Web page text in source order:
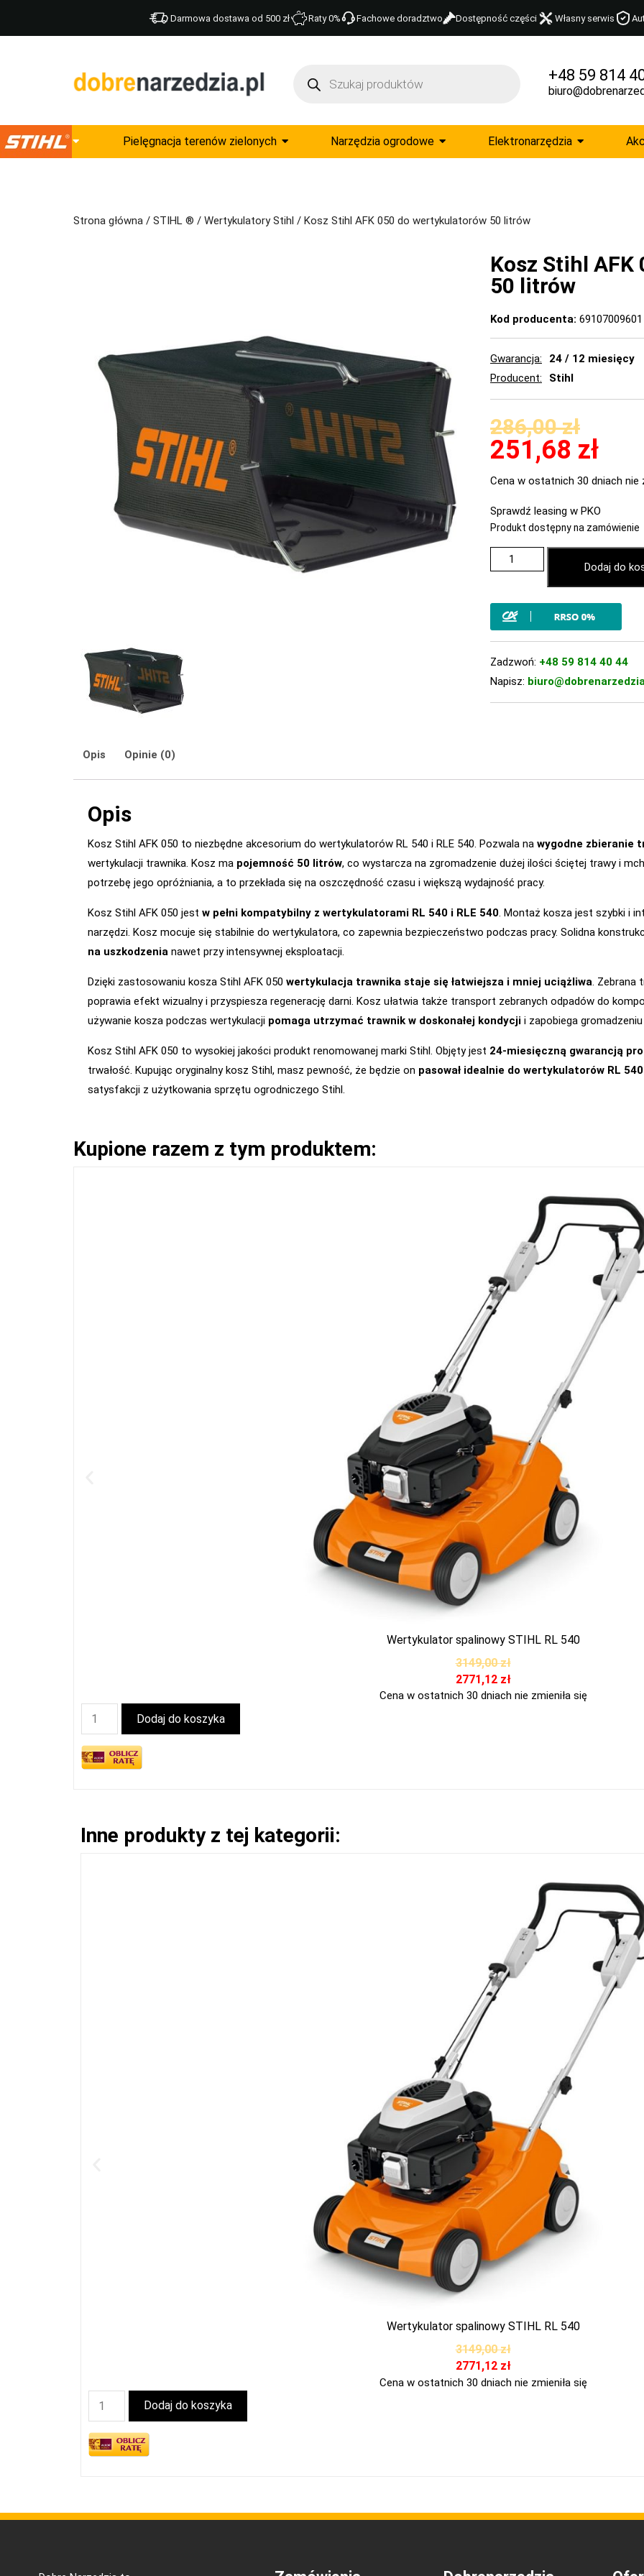
Darmowa dostawa od 500 zł Raty 0% Fachowe doradztwo Dostępność części Własny serwis
+48 59 814
Pielęgnacja terenów zielonych Narzędzia ogrodowe Elektronarzędzia
Strona główna / STIHL ® / Wertykulatory Stihl / Kosz Stihl AFK 050 do wertykulatorów 50 litrów
Kosz Stihl
50 litrów
Kod producenta: 69107009601
Gwarancja
24 / 12 miesięcy
Producent
Stihl
286,00zł
251,68 zł
Cena w ostatnich 30 dniach nie
Sprawdź leasing w PKO
Produkt dostępny na zamówienie
Dodaj do
Zadzwoń: +48 59 814 40 44
Napisz:
Opis Opinie (0)
Opis
Kosz Stihl AFK 050 to niezbędne akcesorium do wertykulatorów RL 540 i RLE 540. Pozwala na wygodne zbieranie
wertykulacji trawnika. Kosz ma pojemność 50 litrów, co wystarcza na zgromadzenie dużej ilości ściętej trawy i
potrzebę jego opróżniania, a to przekłada się na oszczędność czasu i większą wydajność pracy.
Kosz Stihl AFK 050 jest w pełni kompatybilny z wertykulatorami RL 540 i RLE 540 . Montaż kosza jest szybki i
narzędzi. Kosz mocuje się stabilnie do wertykulatora, co zapewnia bezpieczeństwo podczas pracy. Solidna
na uszkodzenia nawet przy intensywnej eksploatacji.
Dzięki zastosowaniu kosza Stihl AFK 050 wertykulacja trawnika staje się łatwiejsza i mniej uciążliwa .
poprawia efekt wizualny i przyspiesza regenerację darni. Kosz ułatwia także transport zebranych odpadów do
używanie kosza podczas wertykulacji pomaga utrzymać trawnik w doskonałej kondycji i zapobiega
Kosz Stihl AFK 050 to wysokiej jakości produkt renomowanej marki Stihl. Objęty jest 24-miesięczną gwarancją
trwałość. Kupując oryginalny kosz Stihl, masz pewność, że będzie on pasował idealnie do wertykulatorów RL
satysfakcji z użytkowania sprzętu ogrodniczego Stihl.
Kupione razem z tym produktem:
Wertykulator spalinowy STIHL RL 540
3149,00zł
2771,12 zł
Cena w ostatnich 30 dniach nie zmieniła się
Dodaj do koszyka
Inne produkty z tej kategorii:
Wertykulator spalinowy STIHL RL 540
3149,00zł
2771,12 zł
Cena w ostatnich 30 dniach nie zmieniła się
Dodaj do koszyka